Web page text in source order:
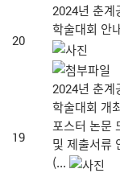
20
2024년 춘계
학술대회 안
19
2024년 춘계
학술대회 개
포스터 논문
및 제출서류
(...